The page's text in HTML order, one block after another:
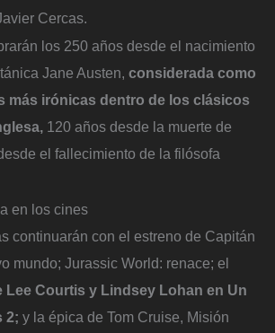
Cercas.
los 250 años desde el nacimiento
Jane Austen, considerada como
más irónicas dentro de los clásicos
120 años desde la muerte de
el fallecimiento de la filósofa
en los cines
continuarán con el estreno de Capitán
mundo; Jurassic World: renace; el
Lee Courtis y Lindsey Lohan en Un
2; y la épica de Tom Cruise, Misión